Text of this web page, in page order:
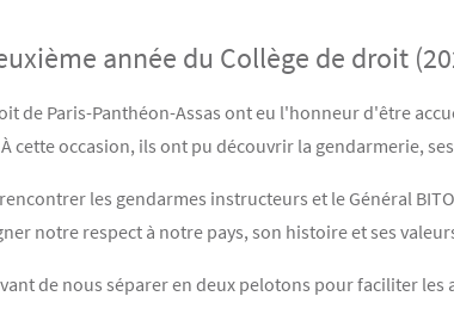
année du Collège de droit
de Paris-Panthéon-Assas ont eu l'honneur d'être
À cette occasion, ils ont pu découvrir la gendarmerie,
les gendarmes instructeurs et le Général
notre respect à notre pays, son histoire et ses
de nous séparer en deux pelotons pour faciliter les